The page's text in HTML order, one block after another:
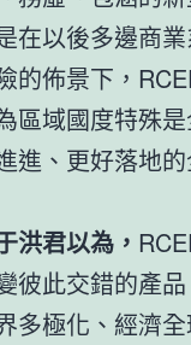
在以後多邊商業
的佈景下，
區域國度特殊
進、更好落地
洪君以為，
彼此交錯的產
多極化、經濟